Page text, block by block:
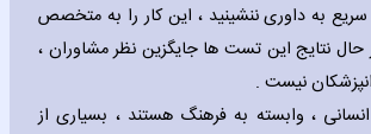
سریع به داوری ننشینید ، این کار را به متخصص
حال نتایج این تست ها جایگزین نظر مشاوران ،
نیست .
انسانی ، وابسته به فرهنگ هستند ، بسیاری از